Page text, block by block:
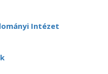
Intézet